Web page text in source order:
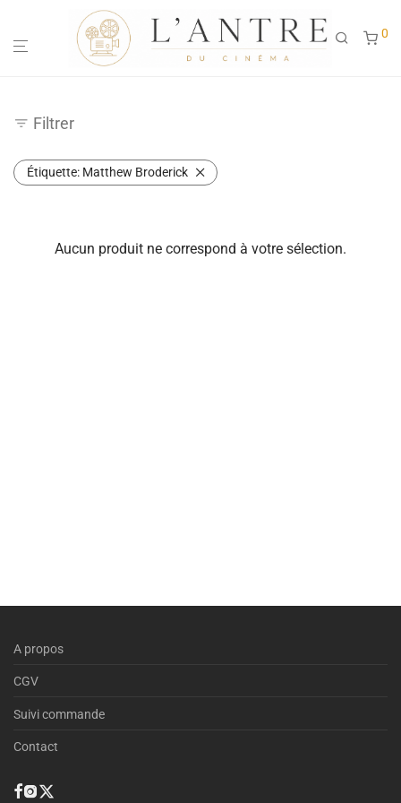
0
Filtrer
Étiquette: Matthew Broderick
Aucun produit ne correspond à votre sélection.
A propos
CGV
Suivi commande
Contact